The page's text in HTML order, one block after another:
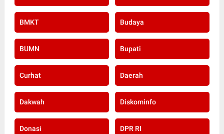
BMKT Budaya
BUMN Bupati
Curhat Daerah
Dakwah Diskominfo
Donasi DPR RI